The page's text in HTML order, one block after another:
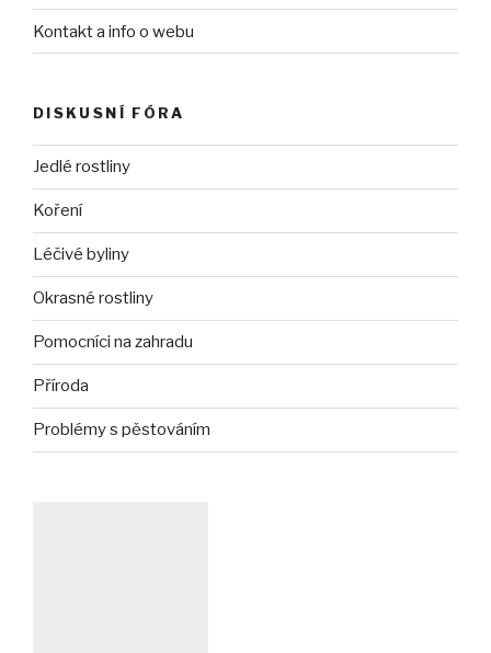
Kontakt a info o webu
DISKUSNÍ FÓRA
Jedlé rostliny
Koření
Léčivé byliny
Okrasné rostliny
Pomocníci na zahradu
Příroda
Problémy s pěstováním